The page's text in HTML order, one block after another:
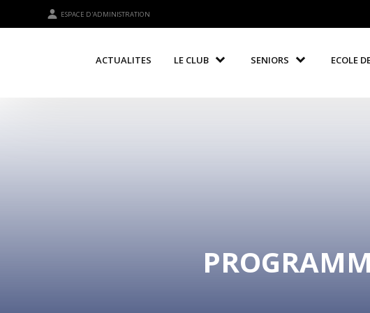
ESPACE D'ADMINISTRATION
ACTUALITES LE CLUB SENIORS ECOLE